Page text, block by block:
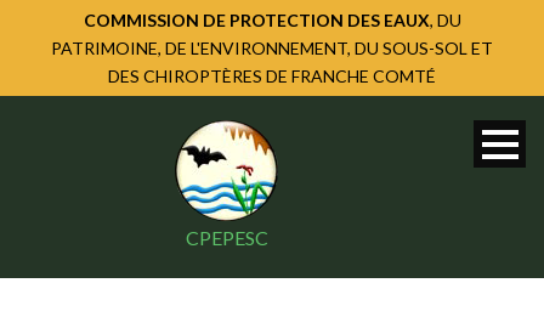
COMMISSION DE PROTECTION DES EAUX, DU
PATRIMOINE, DE L'ENVIRONNEMENT, DU SOUS-SOL ET
DES CHIROPTÈRES DE FRANCHE COMTÉ
CPEPESC